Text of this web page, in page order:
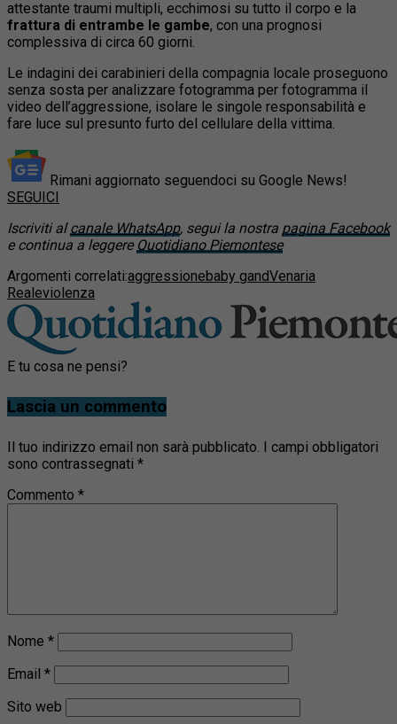
attestante traumi multipli, ecchimosi su tutto il corpo e la
frattura di entrambe le gambe, con una prognosi
complessiva di circa 60 giorni.
Le indagini dei carabinieri della compagnia locale proseguono
senza sosta per analizzare fotogramma per fotogramma il
video dell’aggressione, isolare le singole responsabilità e
fare luce sul presunto furto del cellulare della vittima.
Rimani aggiornato seguendoci su Google News!
SEGUICI
Iscriviti alcanale WhatsApp, segui la nostra pagina Facebook
e continua a leggere Quotidiano Piemontese
Argomenti correlati:aggressionebaby gandVenaria
Realeviolenza
E tu cosa ne pensi?
Lascia un commento
Il tuo indirizzo email non sarà pubblicato. I campi obbligatori
sono contrassegnati *
Commento *
Nome *
Email *
Sito web